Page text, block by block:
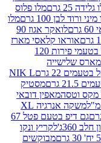
מלו פלוס
מלו
לואקר אגוז 90
קלאסי מארז
לוקיטוס סוכריות על מקל בטעמי פירות 120
NIK L
מסטיק
דובאי
משקה אנרגיה XL
גם דיפ בטעם פטל 67
לקריץ ונקו
מבוקשים